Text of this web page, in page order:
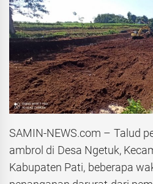
SAMIN-NEWS.com – Talud
ambrol di Desa Ngetuk,
Kabupaten Pati, beberapa